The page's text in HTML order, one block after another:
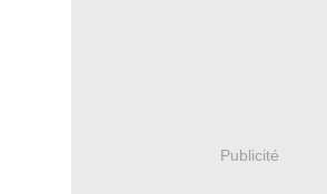
Publicité